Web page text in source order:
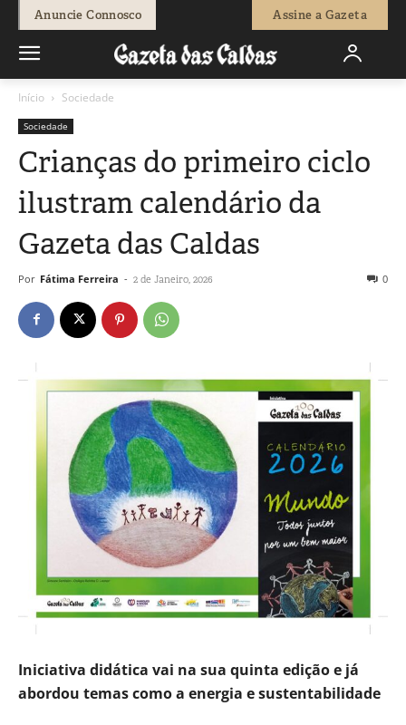
Anuncie Connosco Assine a Gazeta
Início Sociedade
Sociedade
Crianças do primeiro ciclo
ilustram calendário da
Gazeta das Caldas
Por Fátima Ferreira - 2 de Janeiro, 2026 0
Iniciativa didática vai na sua quinta edição e já
abordou temas como a energia e sustentabilidade